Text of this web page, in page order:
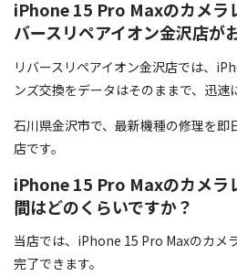
iPhone 15 Pro Maxのカメラ
バースリペアイオン金沢店が
リバースリペアイオン金沢店では、
ンズ交換をデータはそのままで、迅速
石川県金沢市で、最新機種の修理を即
店です。
iPhone 15 Pro Maxのカメラ
間はどのくらいですか？
当店では、iPhone 15 Pro Maxのカメ
完了できます。